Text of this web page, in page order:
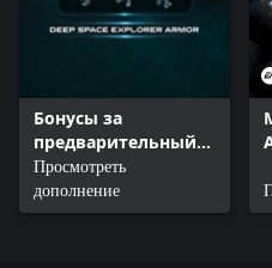
Бонусы за
предварительный
заказ Mass Effect™:
Andromeda
Просмотреть
дополнение